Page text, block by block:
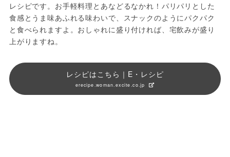
レシピです。お手軽料理とあなどるなかれ！パリパリとした
食感とうま味あふれる味わいで、スナックのようにパクパク
と食べられますよ。おしゃれに盛り付ければ、宅飲みが盛り
上がりますね。
レシピはこちら｜E・レシピ
erecipe.woman.excite.co.jp